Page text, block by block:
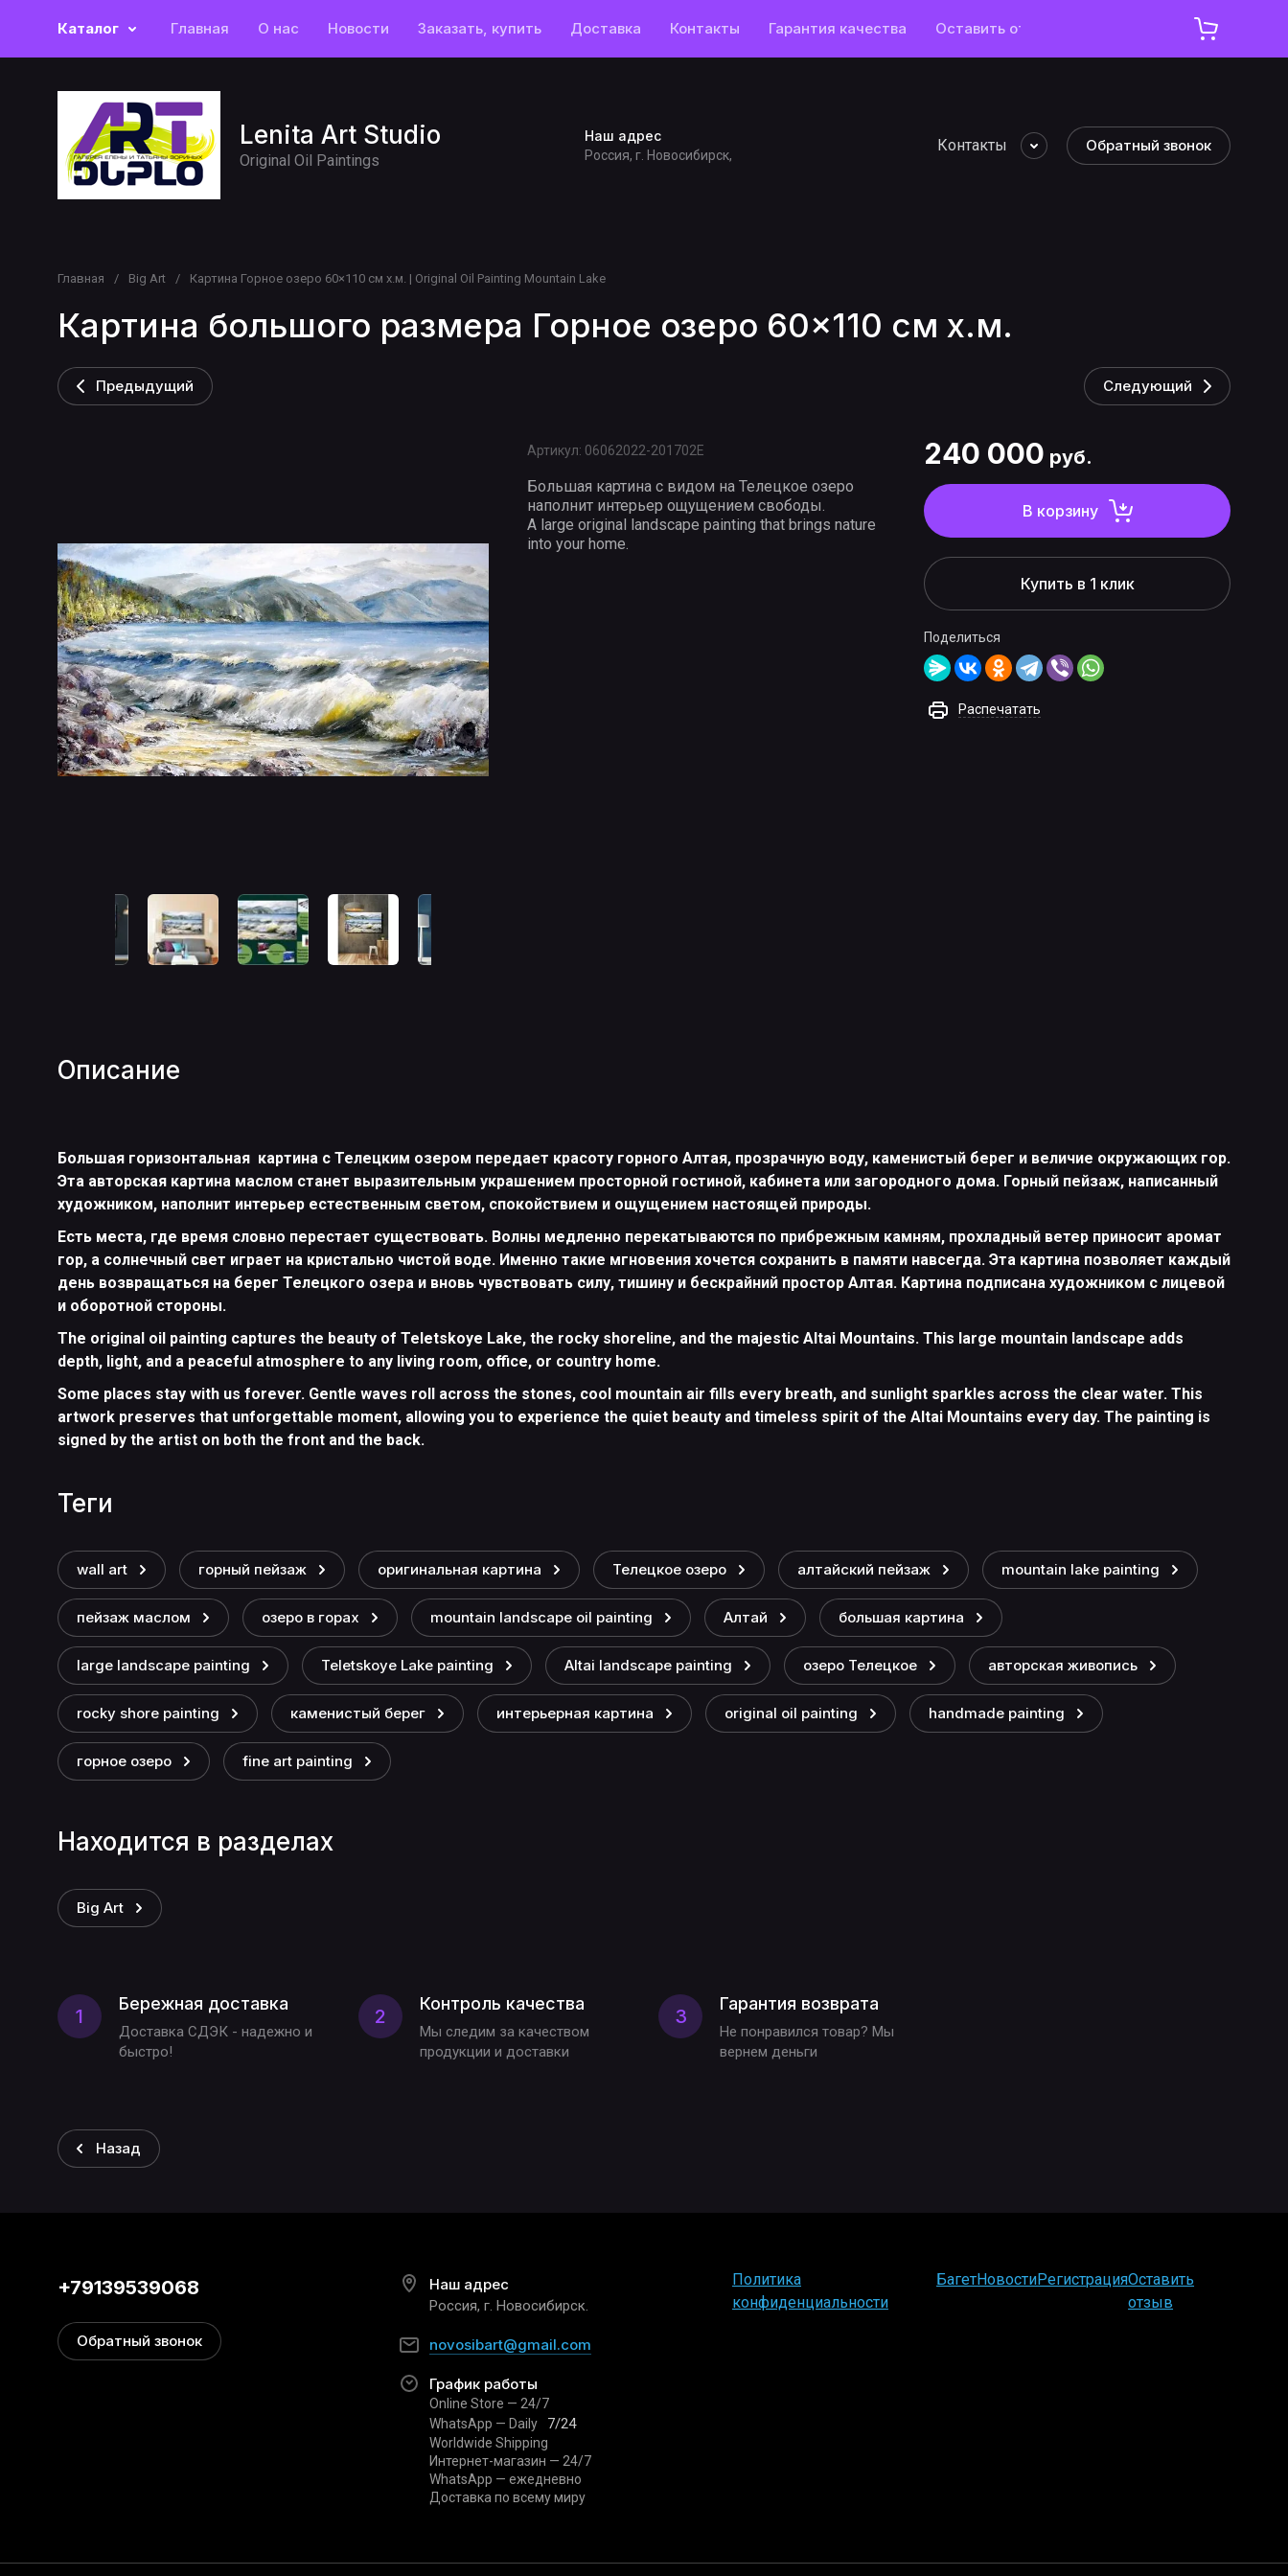
Каталог Главная О нас Новости Заказать, купить Доставка Контакты Гарантия качества Оставить отзыв
Lenita Art Studio
Original Oil Paintings
Наш адрес
Россия, г. Новосибирск,
Контакты Обратный звонок
Главная / Big Art / Картина Горное озеро 60×110 см х.м. | Original Oil Painting Mountain Lake
Картина большого размера Горное озеро 60×110 см х.м.
Предыдущий Следующий
Артикул: 06062022-201702Е
Большая картина с видом на Телецкое озеро
наполнит интерьер ощущением свободы.
A large original landscape painting that brings nature
into your home.
240 000 руб.
В корзину
Купить в 1 клик
Поделиться
Распечатать
Описание
Большая горизонтальная картина с Телецким озером передает красоту горного Алтая, прозрачную воду, каменистый берег и величие окружающих гор.
Эта авторская картина маслом станет выразительным украшением просторной гостиной, кабинета или загородного дома. Горный пейзаж, написанный
художником, наполнит интерьер естественным светом, спокойствием и ощущением настоящей природы.
Есть места, где время словно перестает существовать. Волны медленно перекатываются по прибрежным камням, прохладный ветер приносит аромат
гор, а солнечный свет играет на кристально чистой воде. Именно такие мгновения хочется сохранить в памяти навсегда. Эта картина позволяет каждый
день возвращаться на берег Телецкого озера и вновь чувствовать силу, тишину и бескрайний простор Алтая. Картина подписана художником с лицевой
и оборотной стороны.
The original oil painting captures the beauty of Teletskoye Lake, the rocky shoreline, and the majestic Altai Mountains. This large mountain landscape adds
depth, light, and a peaceful atmosphere to any living room, office, or country home.
Some places stay with us forever. Gentle waves roll across the stones, cool mountain air fills every breath, and sunlight sparkles across the clear water. This
artwork preserves that unforgettable moment, allowing you to experience the quiet beauty and timeless spirit of the Altai Mountains every day. The painting is
signed by the artist on both the front and the back.
теги
wall art горный пейзаж оригинальная картина Телецкое озеро алтайский пейзаж mountain lake painting
пейзаж маслом озеро в горах mountain landscape oil painting Алтай большая картина
large landscape painting Teletskoye Lake painting Altai landscape painting озеро Телецкое авторская живопись
rocky shore painting каменистый берег интерьерная картина original oil painting handmade painting
горное озеро fine art painting
Находится в разделах
Big Art
1
Бережная доставка
Доставка СДЭК - надежно и
быстро!
2
Контроль качества
Мы следим за качеством
продукции и доставки
3
Гарантия возврата
Не понравился товар? Мы
вернем деньги
Назад
+79139539068
Обратный звонок
Наш адрес
Россия, г. Новосибирск.
novosibart@gmail.com
График работы
Online Store — 24/7
WhatsApp — Daily
7/24
Worldwide Shipping
Интернет-магазин — 24/7
WhatsApp — ежедневно
Доставка по всему миру
Политика
конфиденциальности
БагетНовостиРегистрацияОставить
отзыв